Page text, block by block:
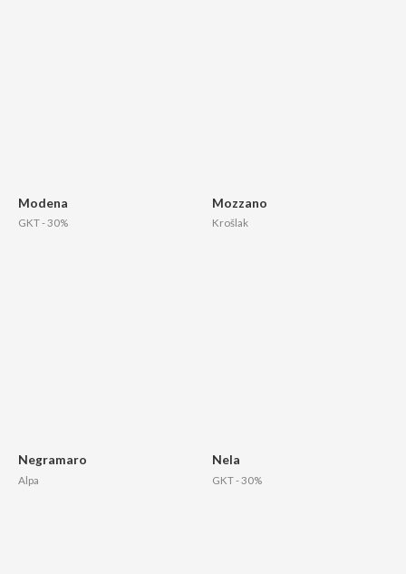
Modena
GKT - 30%
Mozzano
Krošlak
Negramaro
Alpa
Nela
GKT - 30%